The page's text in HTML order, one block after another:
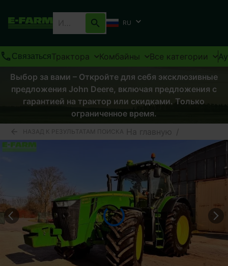
RU
СвязатьсяТрактора Комбайны Все категории
Выбор за вами – Откройте для себя эксклюзивные
предложения John Deere, включая предложения с
гарантией на трактор или скидками. Только
ограниченное время.
НАЗАД К РЕЗУЛЬТАТАМ ПОИСКА На главную /